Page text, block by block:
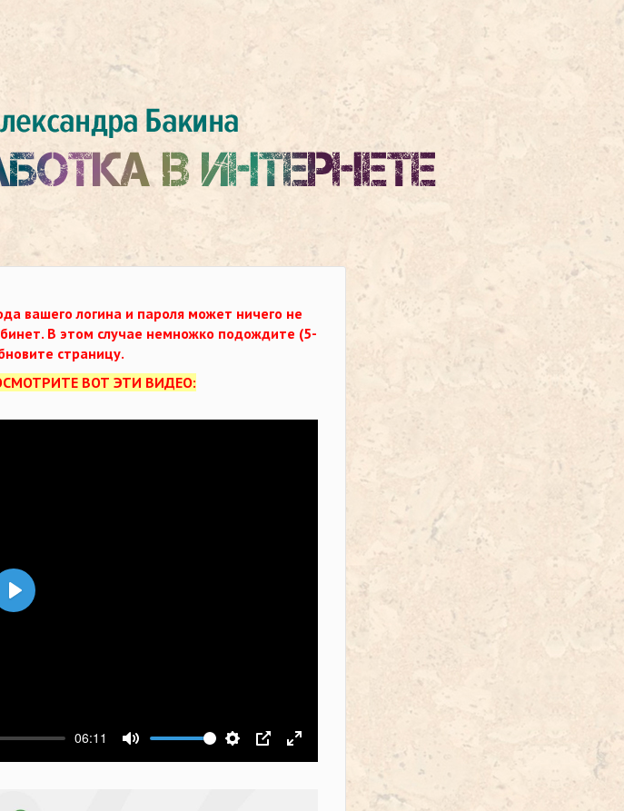
вашего логина и пароля может ничего не
В этом случае немножко подождите (5-
страницу.
ВОТ ЭТИ ВИДЕО:
06:11
Выключить звукНастройки
PIP На весь экран
Воспроизвести